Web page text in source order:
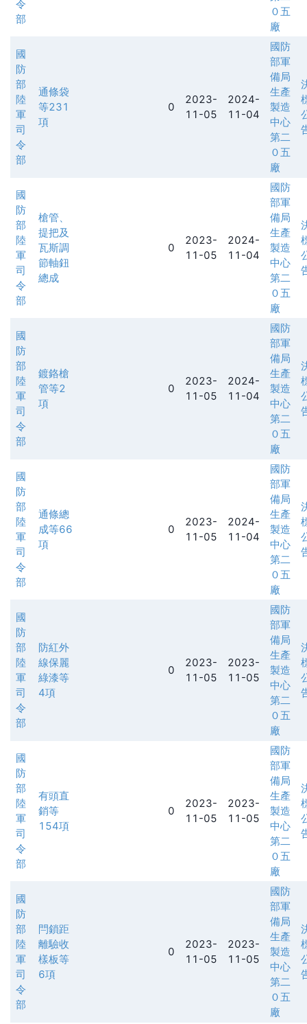
令
部
０五
廠
國
防
部
陸
軍
司
令
部
通條袋
等231
項
0
2023-
11-05
2024-
11-04
國防
部軍
備局
生產
製造
中心
第二
０五
廠
國
防
部
陸
軍
司
令
部
槍管、
提把及
瓦斯調
節軸鈕
總成
0
2023-
11-05
2024-
11-04
國防
部軍
備局
生產
製造
中心
第二
０五
廠
國
防
部
陸
軍
司
令
部
鍍鉻槍
管等2
項
0
2023-
11-05
2024-
11-04
國防
部軍
備局
生產
製造
中心
第二
０五
廠
國
防
部
陸
軍
司
令
部
通條總
成等66
項
0
2023-
11-05
2024-
11-04
國防
部軍
備局
生產
製造
中心
第二
０五
廠
國
防
部
陸
軍
司
令
部
防紅外
線保麗
綠漆等
4項
0
2023-
11-05
2023-
11-05
國防
部軍
備局
生產
製造
中心
第二
０五
廠
國
防
部
陸
軍
司
令
部
有頭直
銷等
154項
0
2023-
11-05
2023-
11-05
國防
部軍
備局
生產
製造
中心
第二
０五
廠
國
防
部
陸
軍
司
令
部
閂鎖距
離驗收
樣板等
6項
0
2023-
11-05
2023-
11-05
國防
部軍
備局
生產
製造
中心
第二
０五
廠